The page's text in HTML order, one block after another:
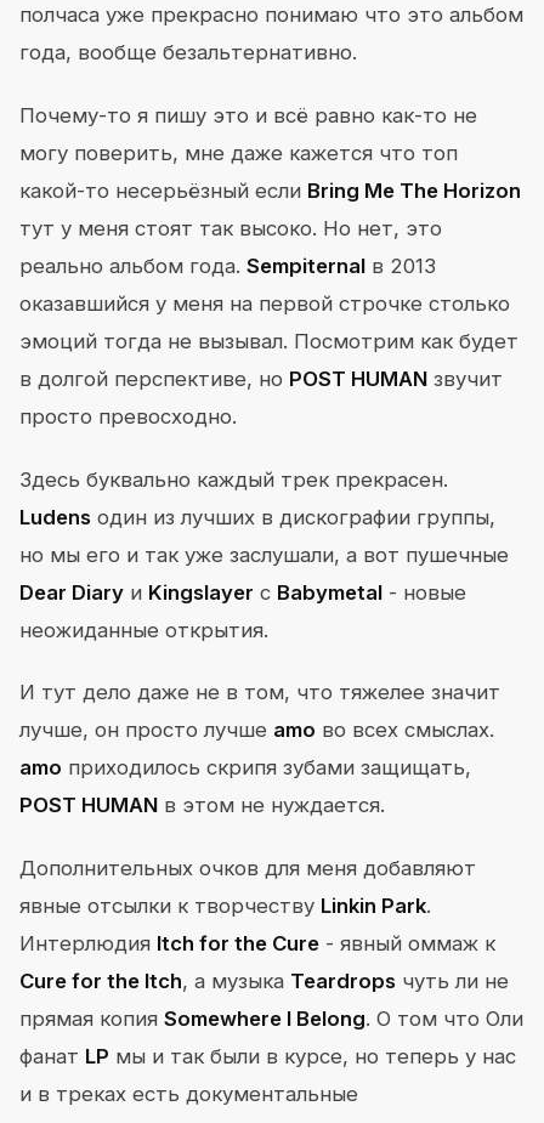
полчаса уже прекрасно понимаю что это альбом
года, вообще безальтернативно.
Почему-то я пишу это и всё равно как-то не
могу поверить, мне даже кажется что топ
какой-то несерьёзный если Bring Me The Horizon
тут у меня стоят так высоко. Но нет, это
реально альбом года. Sempiternal в 2013
оказавшийся у меня на первой строчке столько
эмоций тогда не вызывал. Посмотрим как будет
в долгой перспективе, но POST HUMAN звучит
просто превосходно.
Здесь буквально каждый трек прекрасен.
Ludens один из лучших в дискографии группы,
но мы его и так уже заслушали, а вот пушечные
Dear Diary и Kingslayer с Babymetal - новые
неожиданные открытия.
И тут дело даже не в том, что тяжелее значит
лучше, он просто лучше amo во всех смыслах.
amo приходилось скрипя зубами защищать,
POST HUMAN в этом не нуждается.
Дополнительных очков для меня добавляют
явные отсылки к творчеству Linkin Park.
Интерлюдия Itch for the Cure - явный оммаж к
Cure for the Itch, а музыка Teardrops чуть ли не
прямая копия Somewhere I Belong. О том что Оли
фанат LP мы и так были в курсе, но теперь у нас
и в треках есть документальные